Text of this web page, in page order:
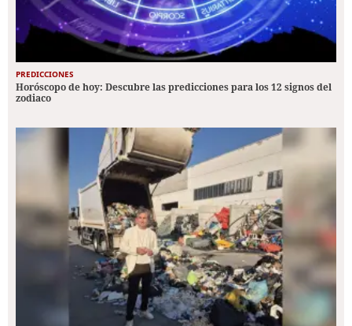
PREDICCIONES
Horóscopo de hoy: Descubre las predicciones para los 12 signos del
zodiaco